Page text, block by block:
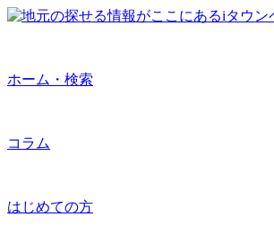
ホーム・検索
コラム
はじめての方